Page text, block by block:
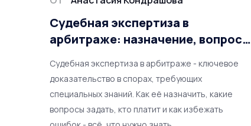
Судебная экспертиза в
арбитраже: назначение, вопросы
практике
Судебная экспертиза в арбитраже - ключевое
доказательство в спорах, требующих
специальных знаний. Как её назначить, какие
вопросы задать, кто платит и как избежать